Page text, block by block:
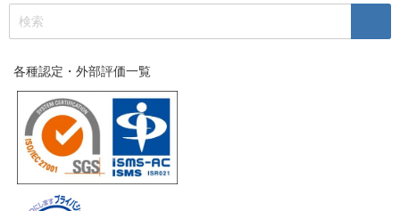
各種認定・外部評価一覧